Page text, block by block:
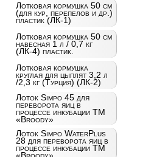
Лотковая кормушка 50 см
(для кур, перепелов и др.)
пластик (ЛК-1)
Лотковая кормушка 50 см
навесная 1 л / 0,7 кг
(ЛК-4) пластик.
Лотковая кормушка
круглая для цыплят 3,2 л
/2,3 кг (Турция) (ЛК-2)
Лоток Simpo 45 для
переворота яиц в
процессе инкубации ТМ
«Broody»
Лоток Simpo WaterPlus
28 для переворота яиц в
процессе инкубации ТМ